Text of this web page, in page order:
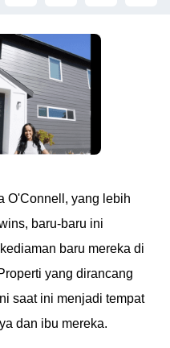
O'Connell, yang lebih
baru-baru ini
baru mereka di
yang dirancang
saat ini menjadi tempat
dan ibu mereka.